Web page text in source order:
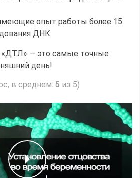
опыт работы более 15
ДНК.
— это самые точные
день!
в среднем: 5 из 5)